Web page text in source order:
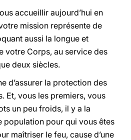
accueillir aujourd’hui en
mission représente de
aussi la longue et
votre Corps, au service des
deux siècles.
d’assurer la protection des
Et, vous les premiers, vous
un peu froids, il y a la
population pour qui vous êtes
maîtriser le feu, cause d’une